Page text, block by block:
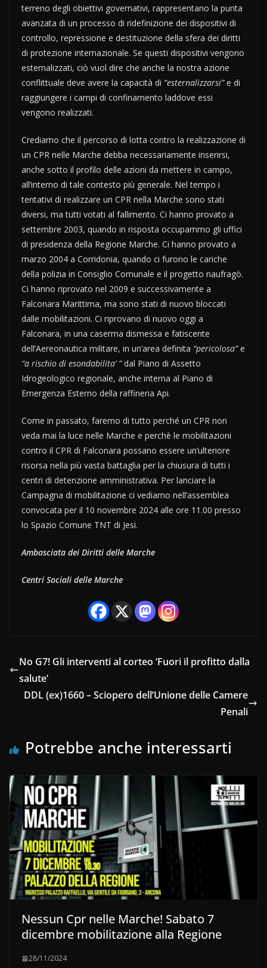
terreno degli obiettivi governativi, rappresentano la punta
avanzata di un processo di ridefinizione dei dispositivi di
controllo, repressione e destituzione della sfera dei diritti
di protezione internazionale. Se questi dispositivi vengono
esternalizzati, ciò vuol dire che anche la nostra azione
conflittuale deve avere la capacità di “esternalizzarsi”e di
raggiungere i campi di confinamento laddove essi
vengono realizzati.
Crediamo che il percorso di lotta contro la realizzazione di
un CPR nelle Marche debba necessariamente inserirsi,
anche sotto il profilo delle azioni da mettere in campo,
all’interno di tale contesto più generale. Nel tempo i
tentativi di realizzare un CPR nella Marche sono stati
diversi, ma tutti votati al fallimento. Ci hanno provato a
settembre 2003, quando in risposta occupammo gli uffici
di presidenza della Regione Marche. Ci hanno provato a
marzo 2004 a Corridonia, quando ci furono le cariche
della polizia in Consiglio Comunale e il progetto naufragò.
Ci hanno riprovato nel 2009 e successivamente a
Falconara Marittima, ma sono stati di nuovo bloccati
dalle mobilitazioni. Ci riprovano di nuovo oggi a
Falconara, in una caserma dismessa e fatiscente
dell’Aereonautica militare, in un’area definita “pericolosa”e
“a rischio di esondabilita’ ”dal Piano di Assetto
Idrogeologico regionale, anche interna al Piano di
Emergenza Esterno della raffineria Api.
Come in passato, faremo di tutto perché un CPR non
veda mai la luce nelle Marche e perchè le mobilitazioni
contro il CPR di Falconara possano essere un’ulteriore
risorsa nella più vasta battaglia per la chiusura di tutti i
centri di detenzione amministrativa. Per lanciare la
Campagna di mobilitazione ci vediamo nell’assemblea
convocata per il 10 novembre 2024 alle ore 11.00 presso
lo Spazio Comune TNT di Jesi.
Ambasciata dei Diritti delle Marche
Centri Sociali delle Marche
No G7! Gli interventi al corteo ‘Fuori il profitto dalla
salute’
DDL (ex)1660 – Sciopero dell’Unione delle Camere
Penali
Potrebbe anche interessarti
Nessun Cpr nelle Marche! Sabato 7
dicembre mobilitazione alla Regione
28/11/2024